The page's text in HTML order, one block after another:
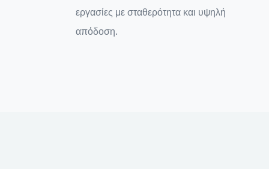
εργασίες με σταθερότητα και υψηλή
απόδοση.